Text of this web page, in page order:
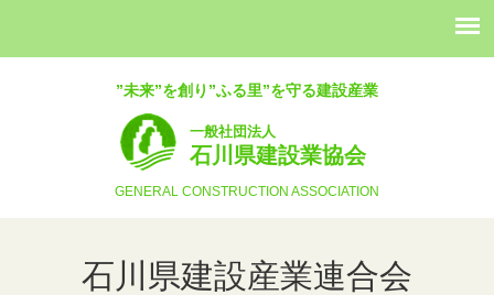
”未来”を創り”ふる里”を守る建設産業
一般社団法人
石川県建設業協会
GENERAL CONSTRUCTION ASSOCIATION
石川県建設産業連合会